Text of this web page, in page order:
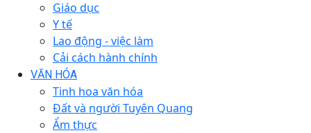
Giáo dục
Y tế
Lao động - việc làm
Cải cách hành chính
VĂN HÓA
Tinh hoa văn hóa
Đất và người Tuyên Quang
Ẩm thực